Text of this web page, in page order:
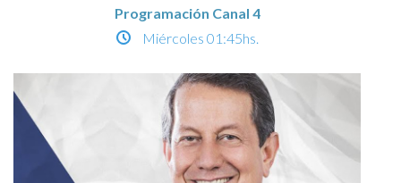
Programación Canal 4
Miércoles 01:45hs.